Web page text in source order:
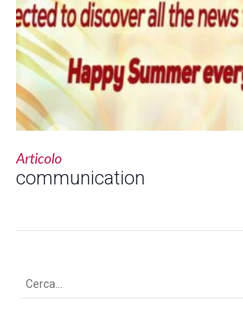
Articolo
communication